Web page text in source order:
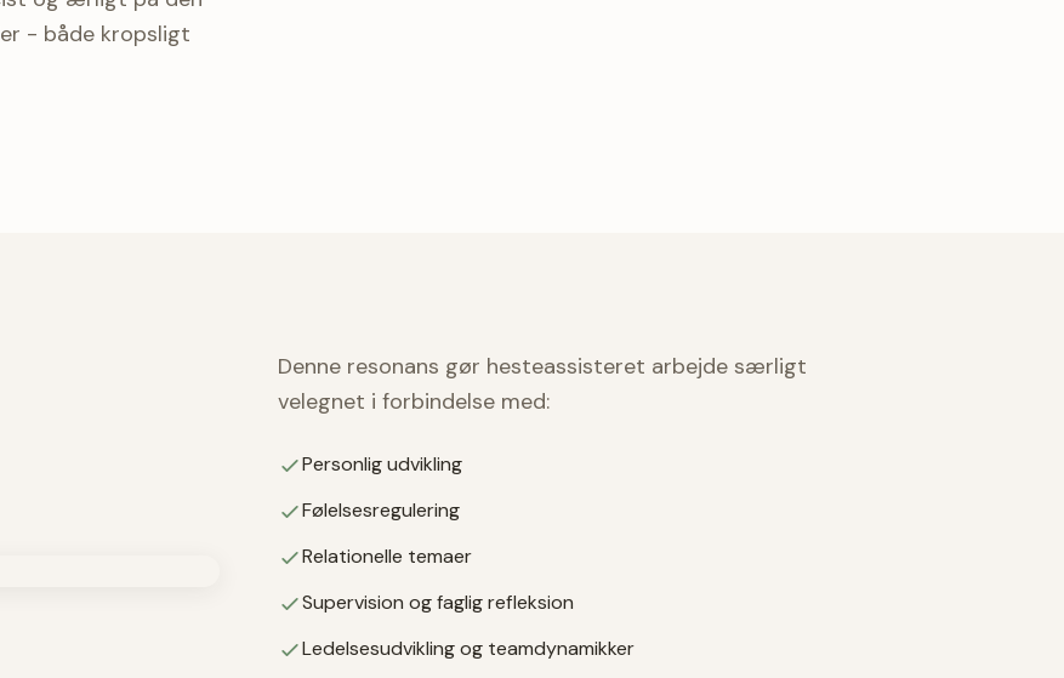
- både kropsligt
Denne resonans gør hesteassisteret arbejde særligt
velegnet i forbindelse med:
Personlig udvikling
Følelsesregulering
Relationelle temaer
Supervision og faglig refleksion
Ledelsesudvikling og teamdynamikker